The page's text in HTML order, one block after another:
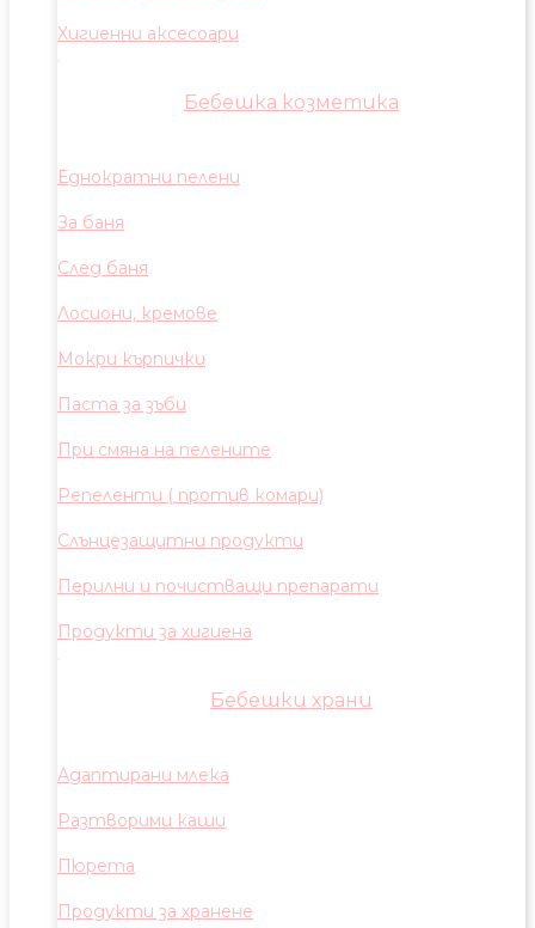
Хигиенни аксесоари
Бебешка козметика
Еднократни пелени
За баня
След баня
Лосиони, кремове
Мокри кърпички
Паста за зъби
При смяна на пелените
Репеленти ( против комари)
Слънцезащитни продукти
Перилни и почистващи препарати
Продукти за хигиена
Бебешки храни
Адаптирани млека
Разтворими каши
Пюрета
Продукти за хранене